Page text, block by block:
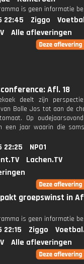
is geen informatie
22:45 Ziggo
Alle afleveringen
Afl. 18
deelt zijn
Bolle Jos tot aan de
Op
een jaar waarin die
22:25
NPO1
Lachen.TV
groepswinst in
is geen informatie
22:15 Ziggo
Alle afleveringen